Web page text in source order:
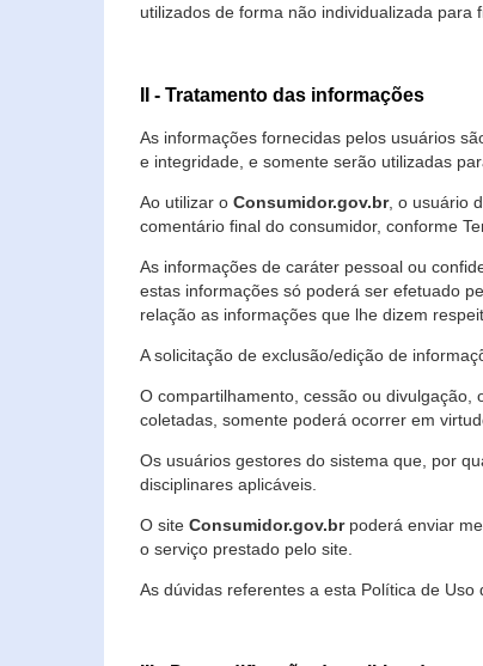
utilizados de forma não individualizada para
II - Tratamento das informações
As informações fornecidas pelos usuários
e integridade, e somente serão utilizadas
Ao utilizar o Consumidor.gov.br, o usuário
comentário final do consumidor, conforme
As informações de caráter pessoal ou
estas informações só poderá ser efetuado
relação as informações que lhe dizem
A solicitação de exclusão/edição de
O compartilhamento, cessão ou
coletadas, somente poderá ocorrer em
Os usuários gestores do sistema que, por
disciplinares aplicáveis.
O site Consumidor.gov.brpoderá enviar
o serviço prestado pelo site.
As dúvidas referentes a esta Política de